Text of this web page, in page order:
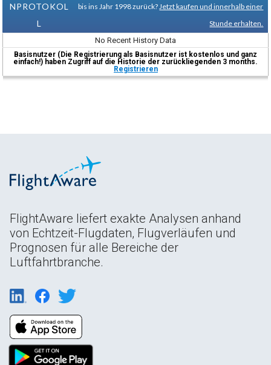
NPROTOKOL
L
bis ins Jahr 1998 zurück? Jetzt kaufen und innerhalb einer
Stunde erhalten.
No Recent History Data
Basisnutzer (Die Registrierung als Basisnutzer ist kostenlos und ganz
einfach!) haben Zugriff auf die Historie der zurückliegenden 3 months.
Registrieren
FlightAware liefert exakte Analysen anhand
von Echtzeit-Flugdaten, Flugverläufen und
Prognosen für alle Bereiche der
Luftfahrtbranche.